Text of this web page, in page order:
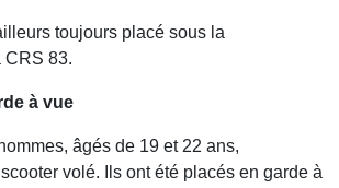
toujours placé sous la
CRS 83.
à vue
âgés de 19 et 22 ans,
volé. Ils ont été placés en garde à